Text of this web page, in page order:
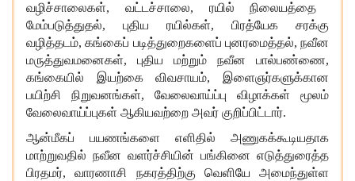
வழிச்சாலைகள், வட்டச்சாலை, ரயில் நிலையத்தை
மேம்படுத்துதல், புதிய ரயில்கள், பிரத்யேக சரக்கு
வழித்தடம்,கங்கைப் படித்துறைகளைப் புனரமைத்தல், நவீன
மருத்துவமனைகள், புதிய மற்றும் நவீன பால்பண்ணை,
கங்கையில் இயற்கை விவசாயம்,இளைஞர்களுக்கான
பயிற்சி நிறுவனங்கள், வேலைவாய்ப்பு விழாக்கள் மூலம்
வேலைவாய்ப்புகள் ஆகியவற்றை அவர் குறிப்பிட்டார்.
ஆன்மீகப் பயணங்களை எளிதில் அணுகக்கூடியதாக
மாற்றுவதில் நவீன வளர்ச்சியின் பங்கினை எடுத்துரைத்த
பிரதமர்,வாரணாசி நகரத்திற்கு வெளியே அமைந்துள்ள